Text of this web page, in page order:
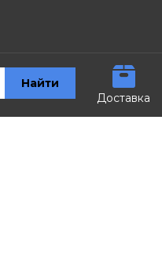
Найти
Доставка